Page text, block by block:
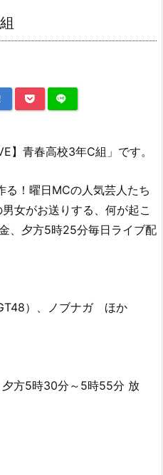
】青春高校3年C組」です。
！曜日MCの人気芸人たち
女がお送りする、何が起こ
、夕方5時25分毎日ライブ配
）、ノブナガ ほか
方5時30分～5時55分 放